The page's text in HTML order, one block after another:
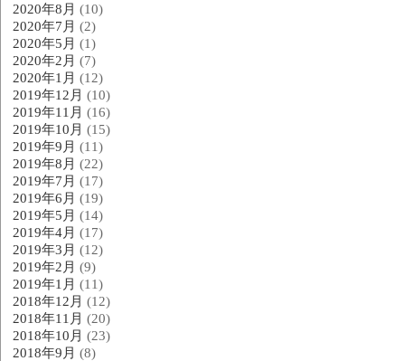
2020年8月 (10)
2020年7月 (2)
2020年5月 (1)
2020年2月 (7)
2020年1月 (12)
2019年12月 (10)
2019年11月 (16)
2019年10月 (15)
2019年9月 (11)
2019年8月 (22)
2019年7月 (17)
2019年6月 (19)
2019年5月 (14)
2019年4月 (17)
2019年3月 (12)
2019年2月 (9)
2019年1月 (11)
2018年12月 (12)
2018年11月 (20)
2018年10月 (23)
2018年9月 (8)